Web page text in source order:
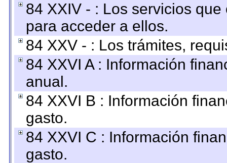
84 XXIV - : Los servicios
para acceder a ellos.
84 XXV - : Los trámites,
84 XXVI A : Información
anual.
84 XXVI B : Información
gasto.
84 XXVI C : Información
gasto.